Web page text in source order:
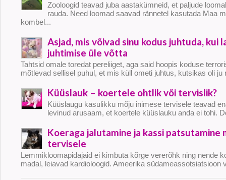
Zooloogid teavad juba aastakümneid, et paljude
rauda. Need loomad saavad rännetel kasutada Maa
kombel...
Asjad, mis võivad sinu kodus juhtuda, kui
juhtimise üle võtta
Tahtsid omale toredat pereliiget, aga said hoopis koduse
mõtlevad sellisel puhul, et mis küll ometi juhtus, kutsikas oli ju
Küüslauk – koertele ohtlik või tervislik?
Küüslaugu kasulikku mõju inimese tervisele teavad
levinud arusaam, et koertele küüslauku anda ei tohi.
Koeraga jalutamine ja kassi patsutamine
tervisele
Lemmikloomapidajaid ei kimbuta kõrge vererõhk ning nende
madal, leiavad kardioloogid. Ameerika südameassotsiatsioon